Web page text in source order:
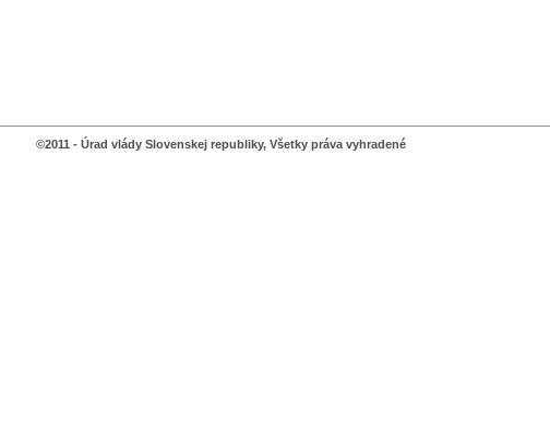
©2011 - Úrad vlády Slovenskej republiky, Všetky práva vyhradené